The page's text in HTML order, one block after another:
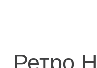
Ретро